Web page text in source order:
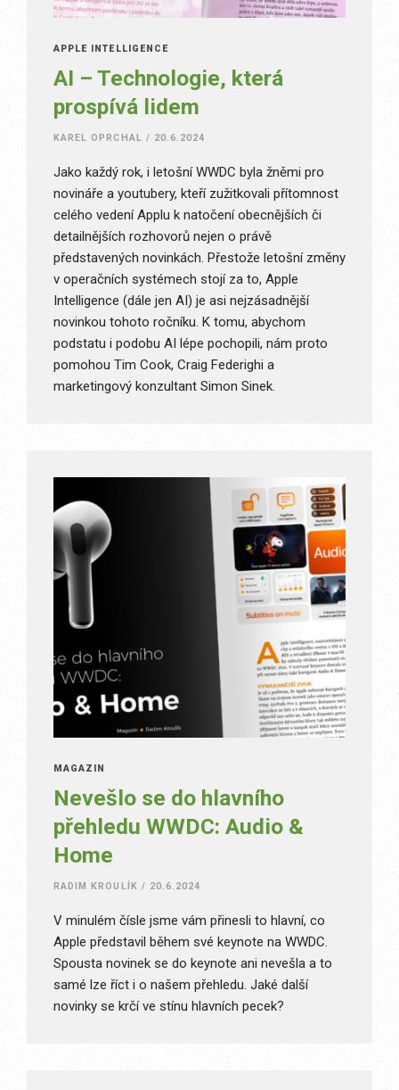
APPLE INTELLIGENCE
AI – Technologie, která
prospívá lidem
KAREL OPRCHAL / 20.6.2024
Jako každý rok, i letošní WWDC byla žněmi pro
novináře a youtubery, kteří zužitkovali přítomnost
celého vedení Applu k natočení obecnějších či
detailnějších rozhovorů nejen o právě
představených novinkách. Přestože letošní změny
v operačních systémech stojí za to, Apple
Intelligence (dále jen AI) je asi nejzásadnější
novinkou tohoto ročníku. K tomu, abychom
podstatu i podobu AI lépe pochopili, nám proto
pomohou Tim Cook, Craig Federighi a
marketingový konzultant Simon Sinek.
MAGAZÍN
Nevešlo se do hlavního
přehledu WWDC: Audio &
Home
RADIM KROULÍK / 20.6.2024
V minulém čísle jsme vám přinesli to hlavní, co
Apple představil během své keynote na WWDC.
Spousta novinek se do keynote ani nevešla a to
samé lze říct i o našem přehledu. Jaké další
novinky se krčí ve stínu hlavních pecek?